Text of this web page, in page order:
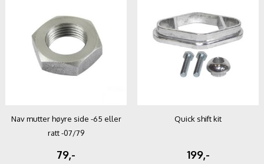
Nav mutter høyre side -65 eller
ratt -07/79
79,-
Quick shift kit
199,-